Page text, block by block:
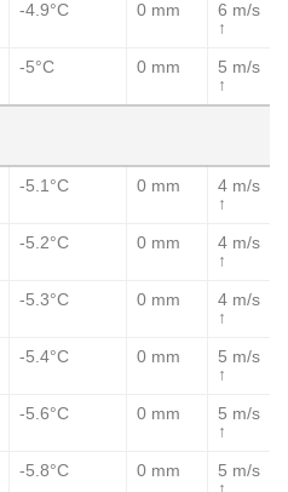
-4.9°C 0 mm
6 m/s
↑
-5°C 0 mm
5 m/s
↑
-5.1°C 0 mm
4 m/s
↑
-5.2°C 0 mm
4 m/s
↑
-5.3°C 0 mm
4 m/s
↑
-5.4°C 0 mm
5 m/s
↑
-5.6°C 0 mm
5 m/s
↑
-5.8°C 0 mm
5 m/s